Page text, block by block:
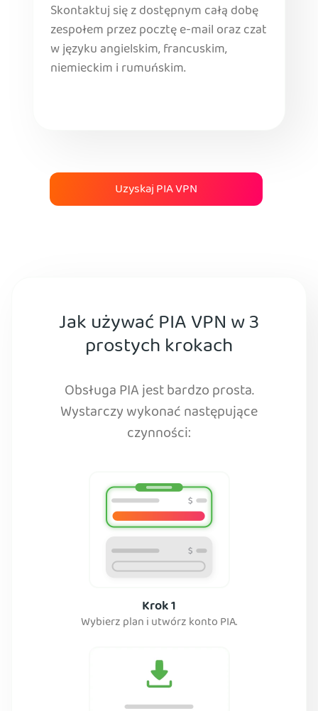
Skontaktuj się z dostępnym całą dobę
zespołem przez pocztę e-mail oraz czat
w języku angielskim, francuskim,
niemieckim i rumuńskim.
Uzyskaj PIA VPN
Jak używać PIA VPN w 3
prostych krokach
Obsługa PIA jest bardzo prosta.
Wystarczy wykonać następujące
czynności:
Krok 1
Wybierz plan i utwórz konto PIA.